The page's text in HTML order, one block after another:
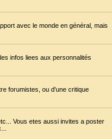
avec le monde en général, mais
infos liees aux personnalités
forumistes, ou d'une critique
Vous etes aussi invites a poster